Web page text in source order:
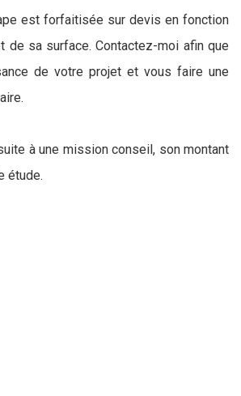
est forfaitisée sur devis en fonction
de sa surface. Contactez-moi afin que
de votre projet et vous faire une
à une mission conseil, son montant
étude.